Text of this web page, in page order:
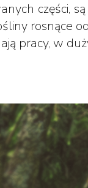
części,
rosnące
pracy, w